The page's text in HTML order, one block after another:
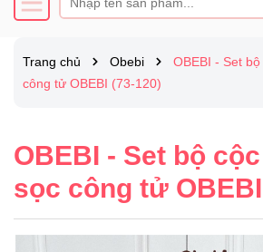
Trang chủ Obebi
OBEBI - Set
công tử OBEBI (73-120)
OBEBI - Set bộ
sọc công tử